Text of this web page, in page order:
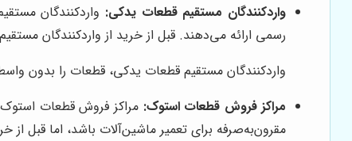
واردکنندگان مستقیم قطعات یدکی: واردکنندگان
رسمی ارائه می‌دهند. قبل از خرید از واردکنندگان
واردکنندگان مستقیم قطعات یدکی، قطعات را بدون
مراکز فروش قطعات استوک: مراکز فروش قطعات
مقرون‌به‌صرفه برای تعمیر ماشین‌آلات باشد، اما قبل